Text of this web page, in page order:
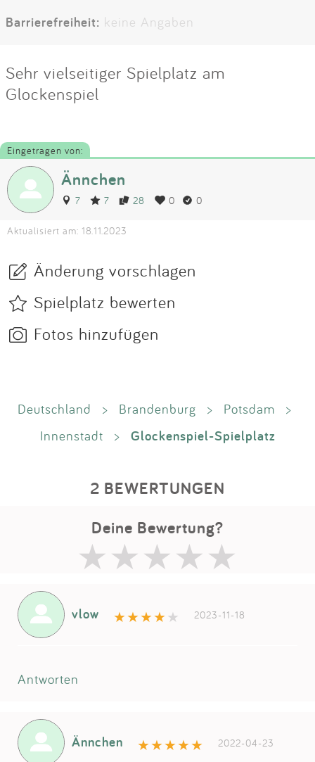
Barrierefreiheit: keine Angaben
Sehr vielseitiger Spielplatz am
Glockenspiel
Eingetragen von:
Ännchen
7 7 28 0 0
Aktualisiert am: 18.11.2023
Änderung vorschlagen
Spielplatz bewerten
Fotos hinzufügen
Deutschland > Brandenburg > Potsdam
>
Innenstadt
> Glockenspiel-Spielplatz
2 BEWERTUNGEN
Deine Bewertung?
vlow 2023-11-18
Antworten
Ännchen 2022-04-23